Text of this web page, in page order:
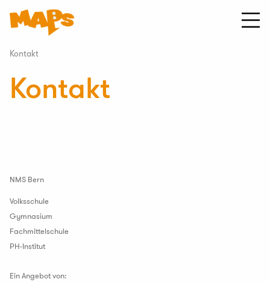
Inhalt
springen
Startseite
MAPS
an
Primarschulen
Kontakt
Kontakt
NMS Bern
Volksschule
Gymnasium
Fachmittelschule
PH-Institut
Ein Angebot von: